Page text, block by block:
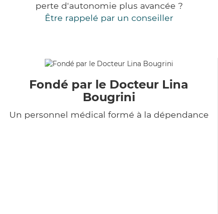
perte d'autonomie plus avancée ?
Être rappelé par un conseiller
Fondé par le Docteur Lina
Bougrini
Un personnel médical formé à la dépendance